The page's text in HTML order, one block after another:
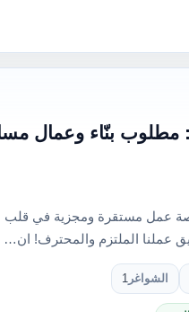
مطلوب بنّاء وعمال
مستقرة ومجزية في قلب
عملنا الملتزم والمحترف! ان…
الشواغر 1